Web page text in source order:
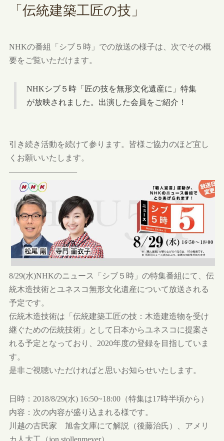
「伝統建築工匠の技」
NHKの番組「シブ５時」での放送の様子は、次でその概
要をご覧いただけます。
NHKシブ５時「匠の技を無形文化遺産に」特集
が放映されました。出演した会員をご紹介！
引き続き活動を続けて参ります。皆様ご協力のほど宜し
くお願いいたします。
————————–
8/29(水)NHKのニュース「シブ５時」の特集番組にて、伝
統木造技術とユネスコ無形文化遺産について放送される
予定です。
伝統木造技術は「伝統建築工匠の技：木造建造物を受け
継ぐための伝統技術」として日本からユネスコに提案さ
れる予定となっており、2020年度の登録を目指していま
す。
是非ご視聴いただければと思いお知らせいたします。
日時：2018/8/29(水) 16:50~18:00（特集は17時半頃から）
内容：次の内容が盛り込まれる様です。
川越の古民家 旭舎文庫にて解説（後藤治氏）、アメリ
カ人大工（jon stollenmeyer）